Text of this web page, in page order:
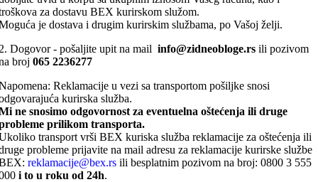
za dostavu BEX kurirskom služom.
je dostava i drugim kurirskim službama, po Vašoj želji.
Dogovor - pošaljite upit na mail info@zidneobloge.rs ili pozivom
broj 065 2236277
Reklamacije u vezi sa transportom pošiljke snosi
kurirska služba.
ne snosimo odgovornost za eventuelna oštećenja ili druge
prilikom transporta.
transport vrši BEX kuriska služba reklamacije za oštećenja ili
probleme prijavite na mail adresu za reklamacije kurirske službe
reklamacije@bex.rs ili besplatnim pozivom na broj: 0800 3 555
i to u roku od 24h.